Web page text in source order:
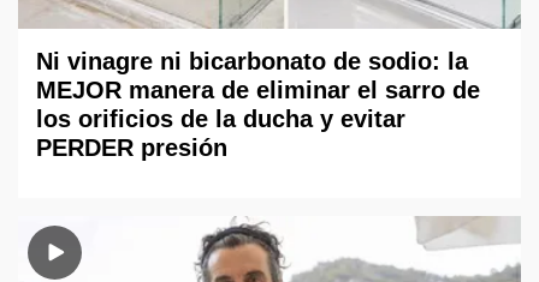
Ni vinagre ni bicarbonato de sodio: la
MEJOR manera de eliminar el sarro de
los orificios de la ducha y evitar
PERDER presión